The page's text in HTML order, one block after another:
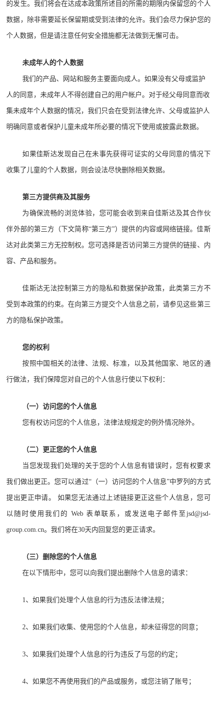
的发生。我们将会在达成本政策所述目的所需的期限内保留您的个人
数据，除非需要延长保留期或受到法律的允许。我们会尽力保护您的
个人数据，但是请注意任何安全措施都无法做到无懈可击。
未成年人的个人数据
我们的产品、网站和服务主要面向成人。如果没有父母或监护
人的同意，未成年人不得创建自己的用户帐户。对于经父母同意而收
集未成年个人数据的情况，我们只会在受到法律允许、父母或监护人
明确同意或者保护儿童未成年所必要的情况下使用或披露此数据。
如果佳斯达发现自己在未事先获得可证实的父母同意的情况下
收集了儿童的个人数据，则会设法尽快删除相关数据。
第三方提供商及其服务
为确保流畅的浏览体验，您可能会收到来自佳斯达及其合作伙
伴外部的第三方（下文简称“第三方”）提供的内容或网络链接。佳斯
达对此类第三方无控制权。您可选择是否访问第三方提供的链接、内
容、产品和服务。
佳斯达无法控制第三方的隐私和数据保护政策，此类第三方不
受到本政策的约束。在向第三方提交个人信息之前，请参见这些第三
方的隐私保护政策。
您的权利
按照中国相关的法律、法规、标准，以及其他国家、地区的通
行做法，我们保障您对自己的个人信息行使以下权利：
（一）访问您的个人信息
您有权访问您的个人信息，法律法规规定的例外情况除外。
（二）更正您的个人信息
当您发现我们处理的关于您的个人信息有错误时，您有权要求
我们做出更正。您可以通过“（一）访问您的个人信息”中罗列的方式
提出更正申请。 如果您无法通过上述链接更正这些个人信息，您可
以随时使用我们的 Web 表单联系，或发送电子邮件至jsd@jsd-
group.com.cn。我们将在30天内回复您的更正请求。
（三）删除您的个人信息
在以下情形中，您可以向我们提出删除个人信息的请求：
1、如果我们处理个人信息的行为违反法律法规；
2、如果我们收集、使用您的个人信息，却未征得您的同意；
3、如果我们处理个人信息的行为违反了与您的约定；
4、如果您不再使用我们的产品或服务，或您注销了账号；